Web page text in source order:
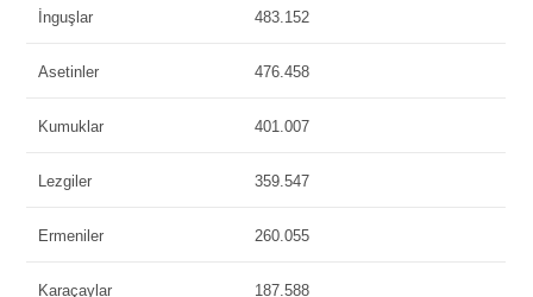
İnguşlar 483.152
Asetinler 476.458
Kumuklar 401.007
Lezgiler 359.547
Ermeniler 260.055
Karaçaylar 187.588